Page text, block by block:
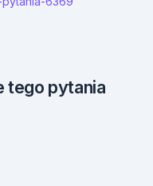
tego pytania